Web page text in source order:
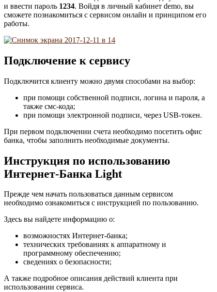
и ввести пароль 1234. Войдя в личный кабинет demo, вы
сможете познакомиться с сервисом онлайн и принципом его
работы.
Подключение к сервису
Подключится клиенту можно двумя способами на выбор:
при помощи собственной подписи, логина и пароля, а
также смс-кода;
при помощи электронной подписи, через USB-токен.
При первом подключении счета необходимо посетить офис
банка, чтобы заполнить необходимые документы.
Инструкция по использованию
Интернет-Банка Light
Прежде чем начать пользоваться данным сервисом
необходимо ознакомиться с инструкцией по пользованию.
Здесь вы найдете информацию о:
возможностях Интернет-банка;
технических требованиях к аппаратному и
программному обеспечению;
сведениях о безопасности;
А также подробное описания действий клиента при
использовании сервиса.